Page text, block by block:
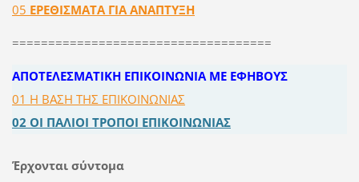
05 EPEΘIΣMAΤΑ ΓIA ANAΠTYΞH
====================================
ΑΠΟΤΕΛΕΣΜΑΤΙΚΗ ΕΠΙΚΟΙΝΩΝΙΑ ΜΕ ΕΦΗΒΟΥΣ
01 Η ΒΑΣΗ ΤΗΣ ΕΠΙΚΟΙΝΩΝΙΑΣ
02 ΟΙ ΠΑΛΙΟΙ ΤΡΟΠΟΙ ΕΠΙΚΟΙΝΩΝΙΑΣ
Έρχονται σύντομα